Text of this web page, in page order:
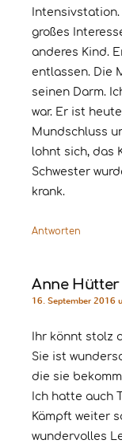
großes
anderes Kind.
entlassen. Die
seinen Darm.
war. Er ist
Mundschluss
lohnt sich, das
Schwester
krank.
Antworten
Anne Hütter
16. September 2016
Ihr könnt stolz
Sie ist
die sie
Ich hatte auch
Kämpft weiter
wundervolles